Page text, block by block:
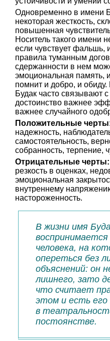
Одновременно в имени
некоторая жесткость,
повышенная
Носитель такого имени
если чувствует фальшь,
правила туманным
сдержанности в нем
эмоциональная память,
помнит и добро, и
Будак часто связывают
достоинство важнее
важнее случайного
Положительные
надежность,
самостоятельность,
собранность, терпение,
Отрицательные черты:
резкость в оценках,
эмоциональная
внутреннему
настороженность.
В жизни имя
воспринимается
человека, на
опереться без
объяснений: он
лишнего, зато
что считает
этом и есть его
в
постоянстве.